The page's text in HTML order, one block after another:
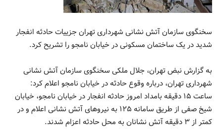
سخنگوی سازمان آتش نشانی شهرداری تهران جزییات حادثه انفجار
شدید در یک ساختمان مسکونی در خیابان نامجو را تشریح کرد.
به گزارش نبض تهران، جلال ملکی سخنگوی سازمان آتش نشانی
شهرداری تهران، درباره وقوع حادثه در خیابان نامجو اعلام کرد:
ساعت ۱۵ دقیقه بامداد امروز حادثه انفجار در خیابان نامجو، خیابان
شیخ صفی از طریق سامانه ۱۲۵ به نیروهای آتش نشانی اعلام و در
کمتر از ۳ دقیقه آتش نشانان به محل حادثه اعزام شدند.